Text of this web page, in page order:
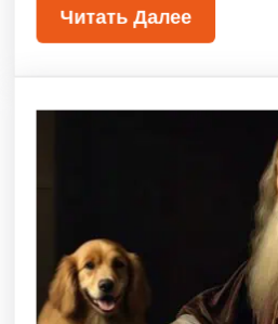
Читать Далее